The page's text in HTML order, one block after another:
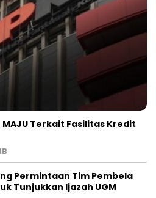
MAJU Terkait Fasilitas Kredit
Permintaan Tim Pembela
Tunjukkan Ijazah UGM